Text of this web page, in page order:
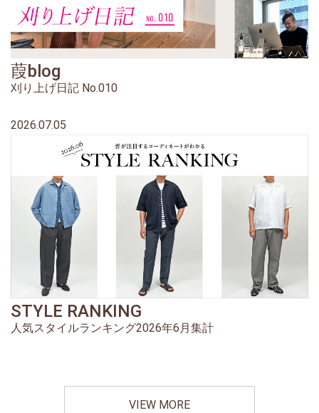
葭blog
刈り上げ日記 No.010
2026.07.05
STYLE RANKING
人気スタイルランキング2026年6月集計
VIEW MORE